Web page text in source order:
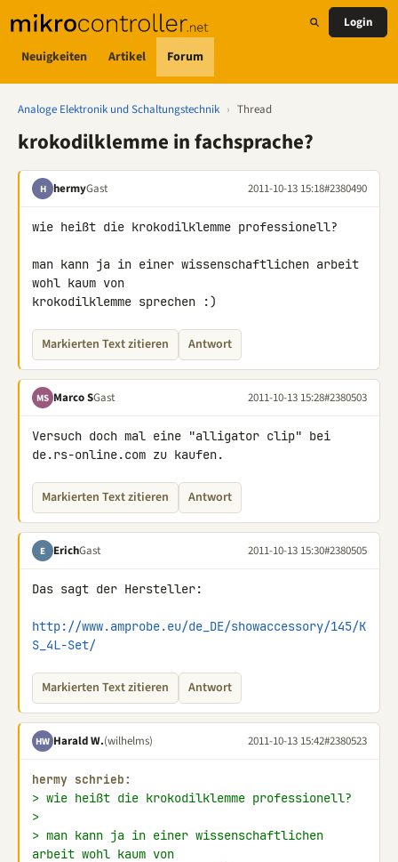
Neuigkeiten Artikel Forum
Login
Analoge Elektronik und Schaltungstechnik › Thread
krokodilklemme in fachsprache?
H hermyGast 2011-10-13 15:18#2380490
wie heißt die krokodilklemme professionell?
man kann ja in einer wissenschaftlichen arbeit
wohl kaum von
krokodilklemme sprechen :)
Markierten Text zitieren Antwort
MS Marco SGast 2011-10-13 15:28#2380503
Versuch doch mal eine "alligator clip" bei
de.rs-online.com zu kaufen.
Markierten Text zitieren Antwort
E ErichGast 2011-10-13 15:30#2380505
Das sagt der Hersteller:
http://www.amprobe.eu/de_DE/showaccessory/145/K
S_4L-Set/
Markierten Text zitieren Antwort
HW Harald W.(wilhelms) 2011-10-13 15:42#2380523
hermy schrieb:
> wie heißt die krokodilklemme professionell?
>
> man kann ja in einer wissenschaftlichen
arbeit wohl kaum von